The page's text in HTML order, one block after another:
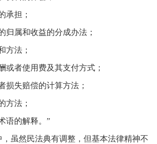
承担；
归属和收益的分成办法；
方法；
或者使用费及其支付方式；
损失赔偿的计算方法；
方法；
语的解释。”
，虽然民法典有调整，但基本法律精神不